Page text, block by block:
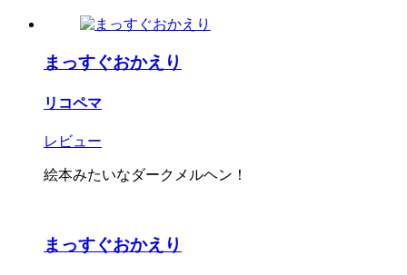
まっすぐおかえり
リコペマ
レビュー
絵本みたいなダークメルヘン！
まっすぐおかえり